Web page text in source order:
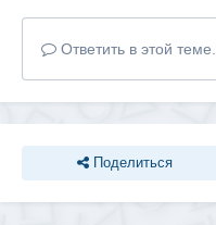
Ответить в этой теме...
Поделиться